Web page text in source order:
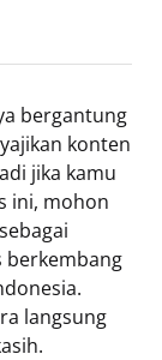
bergantung
konten
jika kamu
ini, mohon
berkembang
langsung